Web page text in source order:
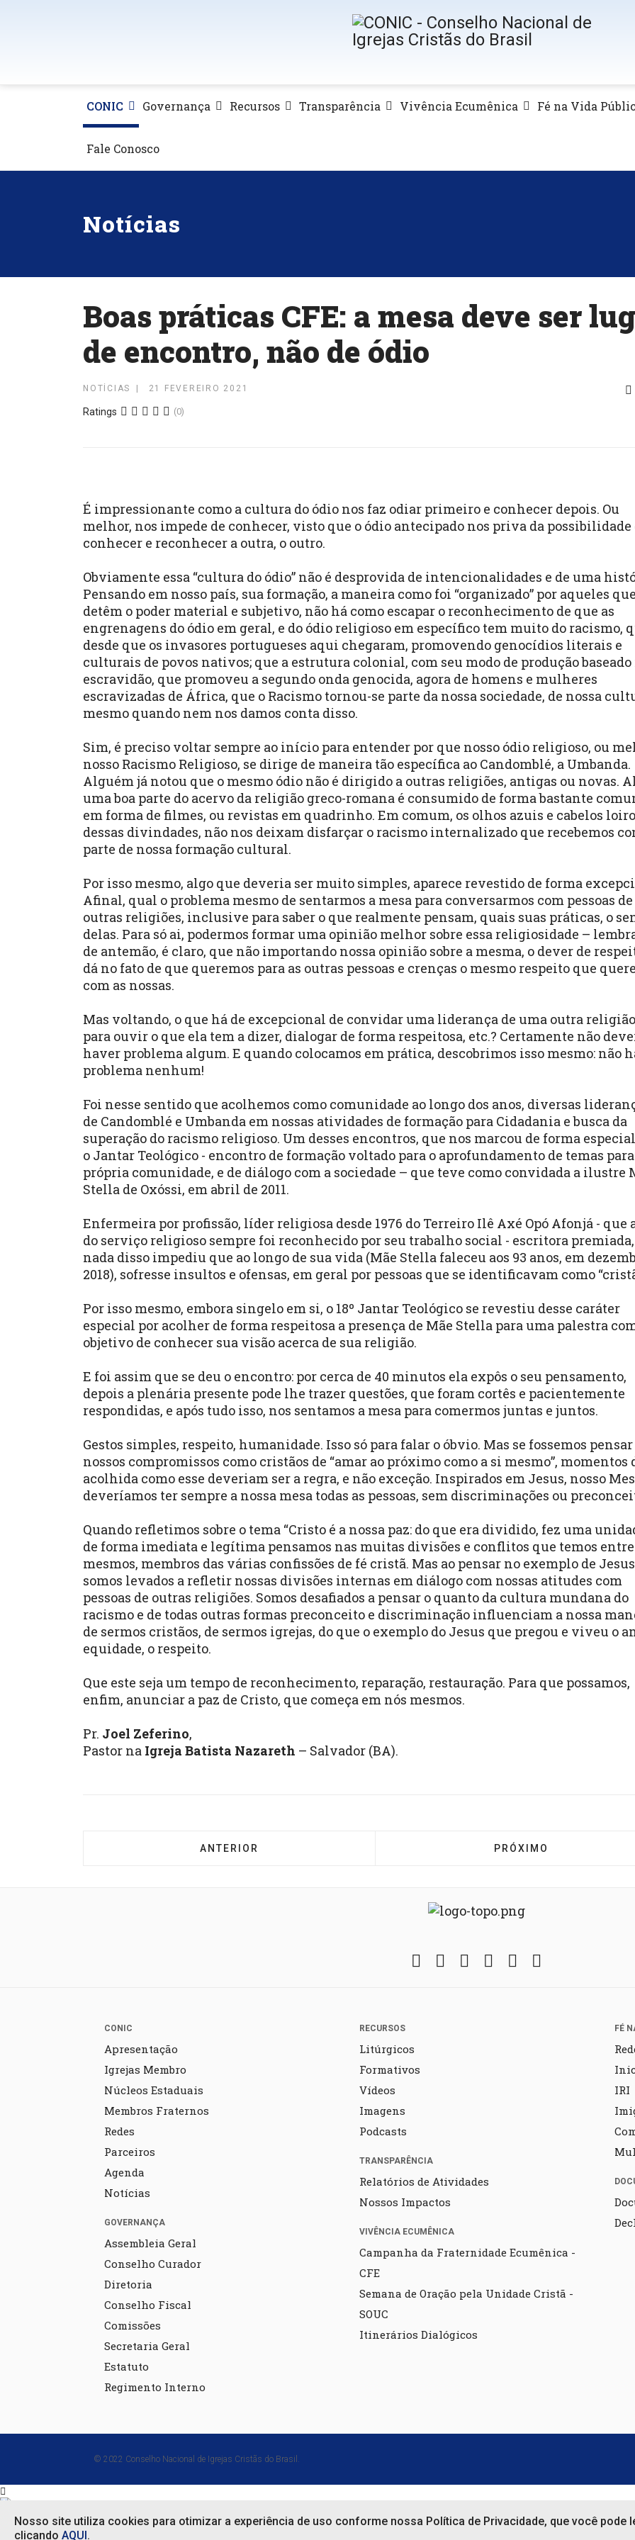
CONIC Governança Recursos Transparência Vivência Ecumênica Fé na Vida
Fale Conosco
Notícias
Boas práticas CFE: a mesa deve ser
de encontro, não de ódio
NOTÍCIAS 21 FEVEREIRO 2021
Ratings (0)
É impressionante como a cultura do ódio nos faz odiar primeiro e conhecer depois. Ou
melhor, nos impede de conhecer, visto que o ódio antecipado nos priva da possibilidade
conhecer e reconhecer a outra, o outro.
Obviamente essa “cultura do ódio” não é desprovida de intencionalidades e de uma
Pensando em nosso país, sua formação, a maneira como foi “organizado” por aqueles que
detêm o poder material e subjetivo, não há como escapar o reconhecimento de que as
engrenagens do ódio em geral, e do ódio religioso em específico tem muito do racismo,
desde que os invasores portugueses aqui chegaram, promovendo genocídios literais e
culturais de povos nativos; que a estrutura colonial, com seu modo de produção baseado
escravidão, que promoveu a segundo onda genocida, agora de homens e mulheres
escravizadas de África, que o Racismo tornou-se parte da nossa sociedade, de nossa
mesmo quando nem nos damos conta disso.
Sim, é preciso voltar sempre ao início para entender por que nosso ódio religioso, ou
nosso Racismo Religioso, se dirige de maneira tão específica ao Candomblé, a Umbanda.
Alguém já notou que o mesmo ódio não é dirigido a outras religiões, antigas ou novas.
uma boa parte do acervo da religião greco-romana é consumido de forma bastante
em forma de filmes, ou revistas em quadrinho. Em comum, os olhos azuis e cabelos
dessas divindades, não nos deixam disfarçar o racismo internalizado que recebemos
parte de nossa formação cultural.
Por isso mesmo, algo que deveria ser muito simples, aparece revestido de forma
Afinal, qual o problema mesmo de sentarmos a mesa para conversarmos com pessoas de
outras religiões, inclusive para saber o que realmente pensam, quais suas práticas, o
delas. Para só ai, podermos formar uma opinião melhor sobre essa religiosidade –
de antemão, é claro, que não importando nossa opinião sobre a mesma, o dever de
dá no fato de que queremos para as outras pessoas e crenças o mesmo respeito que
com as nossas.
Mas voltando, o que há de excepcional de convidar uma liderança de uma outra
para ouvir o que ela tem a dizer, dialogar de forma respeitosa, etc.? Certamente não
haver problema algum. E quando colocamos em prática, descobrimos isso mesmo: não
problema nenhum!
Foi nesse sentido que acolhemos como comunidade ao longo dos anos, diversas
de Candomblé e Umbanda em nossas atividades de formação para Cidadania e busca da
superação do racismo religioso. Um desses encontros, que nos marcou de forma
o Jantar Teológico - encontro de formação voltado para o aprofundamento de temas
própria comunidade, e de diálogo com a sociedade – que teve como convidada a ilustre
Stella de Oxóssi, em abril de 2011.
Enfermeira por profissão, líder religiosa desde 1976 do Terreiro Ilê Axé Opó Afonjá - que
do serviço religioso sempre foi reconhecido por seu trabalho social - escritora premiada,
nada disso impediu que ao longo de sua vida (Mãe Stella faleceu aos 93 anos, em
2018), sofresse insultos e ofensas, em geral por pessoas que se identificavam como
Por isso mesmo, embora singelo em si, o 18º Jantar Teológico se revestiu desse caráter
especial por acolher de forma respeitosa a presença de Mãe Stella para uma palestra
objetivo de conhecer sua visão acerca de sua religião.
E foi assim que se deu o encontro: por cerca de 40 minutos ela expôs o seu pensamento,
depois a plenária presente pode lhe trazer questões, que foram cortês e pacientemente
respondidas, e após tudo isso, nos sentamos a mesa para comermos juntas e juntos.
Gestos simples, respeito, humanidade. Isso só para falar o óbvio. Mas se fossemos
nossos compromissos como cristãos de “amar ao próximo como a si mesmo”, momentos
acolhida como esse deveriam ser a regra, e não exceção. Inspirados em Jesus, nosso
deveríamos ter sempre a nossa mesa todas as pessoas, sem discriminações ou
Quando refletimos sobre o tema “Cristo é a nossa paz: do que era dividido, fez uma
de forma imediata e legítima pensamos nas muitas divisões e conflitos que temos
mesmos, membros das várias confissões de fé cristã. Mas ao pensar no exemplo de
somos levados a refletir nossas divisões internas em diálogo com nossas atitudes com
pessoas de outras religiões. Somos desafiados a pensar o quanto da cultura mundana do
racismo e de todas outras formas preconceito e discriminação influenciam a nossa
de sermos cristãos, de sermos igrejas, do que o exemplo do Jesus que pregou e viveu o
equidade, o respeito.
Que este seja um tempo de reconhecimento, reparação, restauração. Para que possamos,
enfim, anunciar a paz de Cristo, que começa em nós mesmos.
Pr. Joel Zeferino,
Pastor na Igreja Batista Nazareth – Salvador (BA).
ARTIGO ANTERIOR: CAMPANHA DA FRATERNIDADE ECUMÊNICA – RECURSO
ANTERIOR PRÓXIMO ARTIGO: LEIA
PRÓXIMO
Facebook
TwitterInstagramYouTube
Fickr
CONIC
Apresentação
Igrejas Membro
Núcleos Estaduais
Membros Fraternos
Redes
Parceiros
Agenda
Notícias
GOVERNANÇA
Assembleia Geral
Conselho Curador
Diretoria
Conselho Fiscal
Comissões
Secretaria Geral
Estatuto
Regimento Interno
RECURSOS
Litúrgicos
Formativos
Vídeos
Imagens
Podcasts
TRANSPARÊNCIA
Relatórios de Atividades
Nossos Impactos
VIVÊNCIA ECUMÊNICA
Campanha da Fraternidade Ecumênica -
CFE
Semana de Oração pela Unidade Cristã -
SOUC
Itinerários Dialógicos
FÉ
IRI
© 2022 Conselho Nacional de Igrejas Cristãs do Brasil.
Em que podemos ajudar?
Nosso site utiliza cookies para otimizar a experiência de uso conforme nossa Política de Privacidade, que você pode
clicando AQUI.